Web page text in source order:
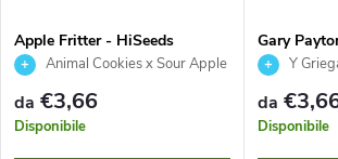
m
e
c
o
d
Apple Fritter - HiSeeds
Animal Cookies x Sour Apple
da €3,66
Disponibile
Gary
Y
da
Disponibile